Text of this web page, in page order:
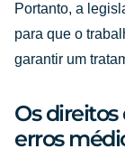
Portanto, a
para que o
garantir um
Os
erros